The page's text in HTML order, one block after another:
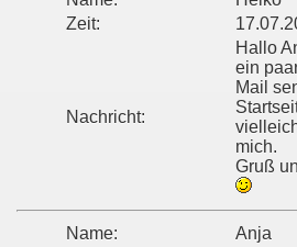
Zeit:
Nachricht:
Hallo
ein
Mail
mich.
Gruß
Name:
Anja